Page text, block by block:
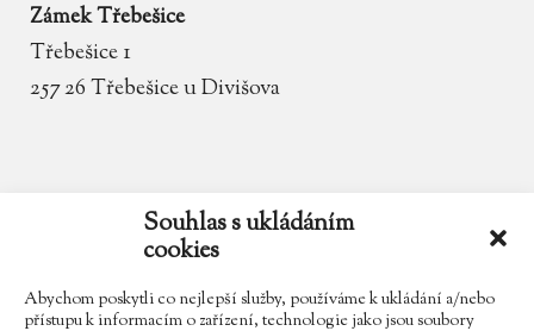
Souhlas s ukládáním
cookies
Abychom poskytli co nejlepší služby, používáme k ukládání a/nebo
přístupu k informacím o zařízení, technologie jako jsou soubory
Zámek Třebešice
Třebešice 1
257 26 Třebešice u Divišova
zamek.trebesice@volny.cz
602 354 467